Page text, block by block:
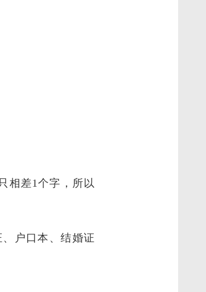
相差1个字，所以
户口本、结婚证